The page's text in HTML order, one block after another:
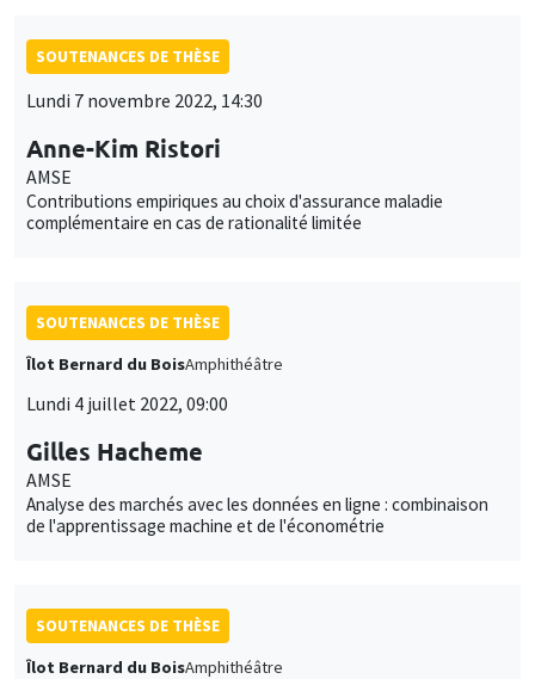
SOUTENANCES DE THÈSE
Lundi 7 novembre 2022, 14:30
Anne-Kim Ristori
AMSE
Contributions empiriques au choix d'assurance maladie
complémentaire en cas de rationalité limitée
SOUTENANCES DE THÈSE
Îlot Bernard du BoisAmphithéâtre
Lundi 4 juillet 2022, 09:00
Gilles Hacheme
AMSE
Analyse des marchés avec les données en ligne : combinaison
de l'apprentissage machine et de l'économétrie
SOUTENANCES DE THÈSE
Îlot Bernard du BoisAmphithéâtre